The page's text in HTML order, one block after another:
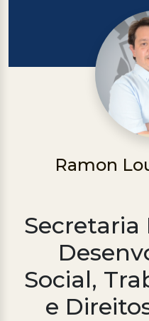
Política
Ramon
Social,
e